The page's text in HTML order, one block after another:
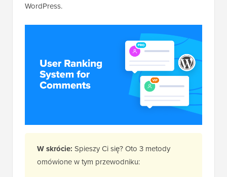
WordPress.
W skrócie: Spieszy Ci się? Oto 3 metody
omówione w tym przewodniku: